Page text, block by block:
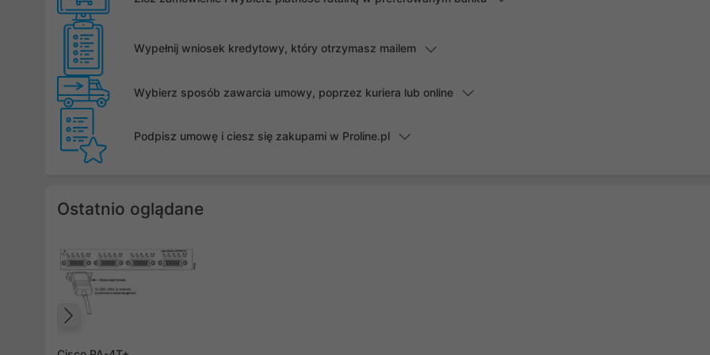
Wypełnij wniosek kredytowy, który otrzymasz mailem
Wybierz sposób zawarcia umowy, poprzez kuriera lub online
Podpisz umowę i ciesz się zakupami w Proline.pl
Ostatnio oglądane